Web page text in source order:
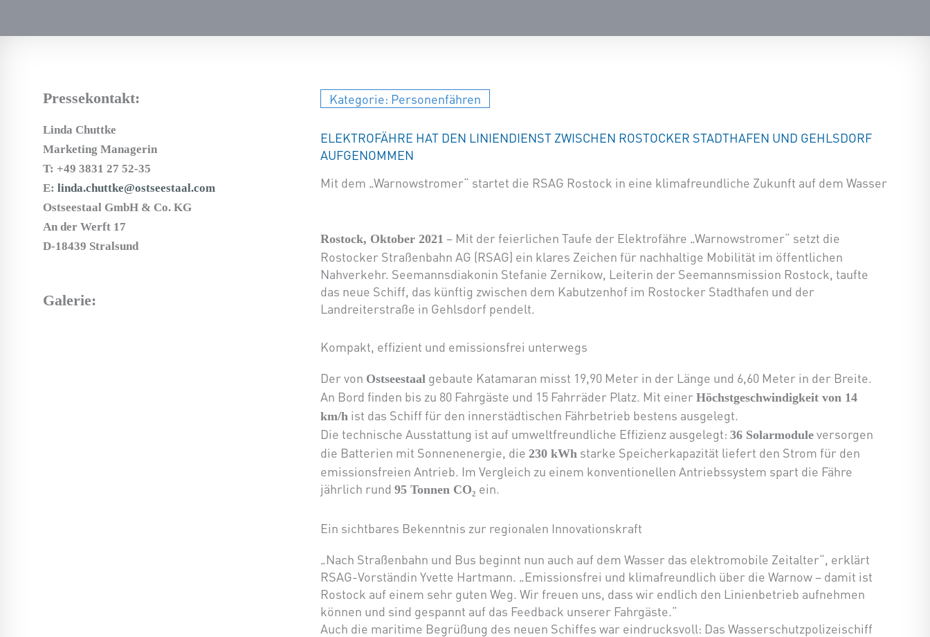
Pressekontakt:
Linda Chuttke
Marketing Managerin
T: +49 3831 27 52-35
E: linda.chuttke@ostseestaal.com
Ostseestaal GmbH & Co. KG
An der Werft 17
D-18439 Stralsund
Galerie:
Kategorie: Personenfähren
ELEKTROFÄHRE HAT DEN LINIENDIENST ZWISCHEN ROSTOCKER STADTHAFEN UND GEHLSDORF
AUFGENOMMEN
Mit dem „Warnowstromer“ startet die RSAG Rostock in eine klimafreundliche Zukunft auf dem Wasser
Rostock, Oktober 2021 – Mit der feierlichen Taufe der Elektrofähre „Warnowstromer“ setzt die
Rostocker Straßenbahn AG (RSAG) ein klares Zeichen für nachhaltige Mobilität im öffentlichen
Nahverkehr. Seemannsdiakonin Stefanie Zernikow, Leiterin der Seemannsmission Rostock, taufte
das neue Schiff, das künftig zwischen dem Kabutzenhof im Rostocker Stadthafen und der
Landreiterstraße in Gehlsdorf pendelt.
Kompakt, effizient und emissionsfrei unterwegs
Der von Ostseestaal gebaute Katamaran misst 19,90 Meter in der Länge und 6,60 Meter in der Breite.
An Bord finden bis zu 80 Fahrgäste und 15 Fahrräder Platz. Mit einer Höchstgeschwindigkeit von 14
km/h ist das Schiff für den innerstädtischen Fährbetrieb bestens ausgelegt.
Die technische Ausstattung ist auf umweltfreundliche Effizienz ausgelegt: 36 Solarmodule versorgen
die Batterien mit Sonnenenergie, die 230 kWh starke Speicherkapazität liefert den Strom für den
emissionsfreien Antrieb. Im Vergleich zu einem konventionellen Antriebssystem spart die Fähre
jährlich rund 95 Tonnen CO₂ ein.
Ein sichtbares Bekenntnis zur regionalen Innovationskraft
„Nach Straßenbahn und Bus beginnt nun auch auf dem Wasser das elektromobile Zeitalter“, erklärt
RSAG-Vorständin Yvette Hartmann. „Emissionsfrei und klimafreundlich über die Warnow – damit ist
Rostock auf einem sehr guten Weg. Wir freuen uns, dass wir endlich den Linienbetrieb aufnehmen
können und sind gespannt auf das Feedback unserer Fahrgäste.“
Auch die maritime Begrüßung des neuen Schiffes war eindrucksvoll: Das Wasserschutzpolizeischiff